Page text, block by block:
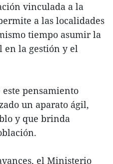
vinculada a la
a las localidades
tiempo asumir la
en la gestión y el
pensamiento
un aparato ágil,
y que brinda
el Ministerio